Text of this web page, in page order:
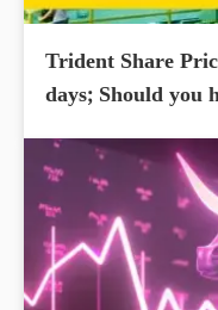
Trident Share
days; Should you